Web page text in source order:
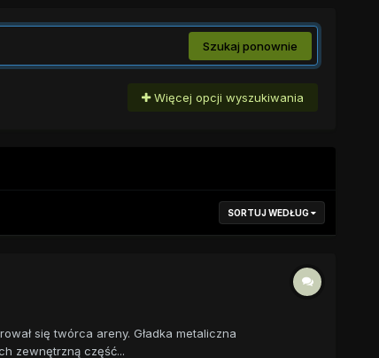
Szukaj ponownie
Więcej opcji wyszukiwania
SORTUJ WEDŁUG
się twórca areny. Gładka metaliczna
zewnętrzną część...